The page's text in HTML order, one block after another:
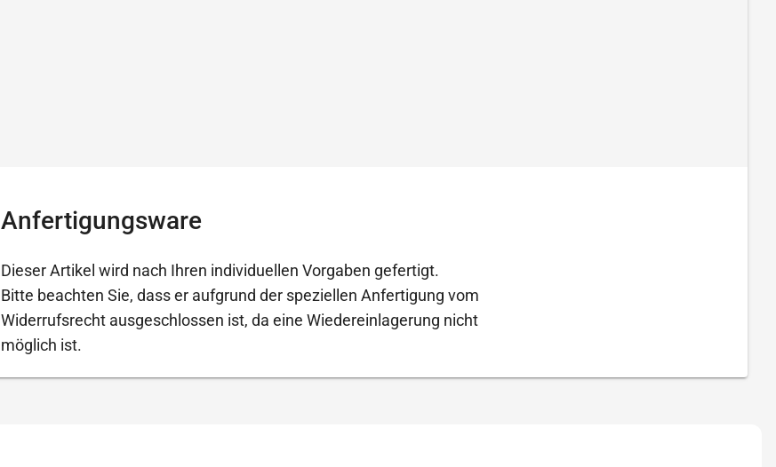
Anfertigungsware
Dieser Artikel wird nach Ihren individuellen Vorgaben gefertigt.
Bitte beachten Sie, dass er aufgrund der speziellen Anfertigung vom
Widerrufsrecht ausgeschlossen ist, da eine Wiedereinlagerung nicht
möglich ist.